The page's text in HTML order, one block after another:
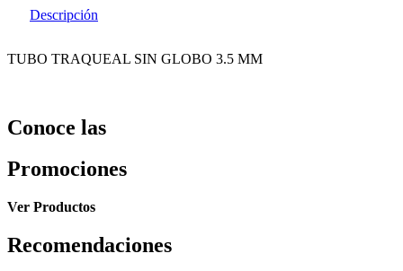
Descripción
TUBO TRAQUEAL SIN GLOBO 3.5 MM
Conoce las
Promociones
Ver Productos
Recomendaciones